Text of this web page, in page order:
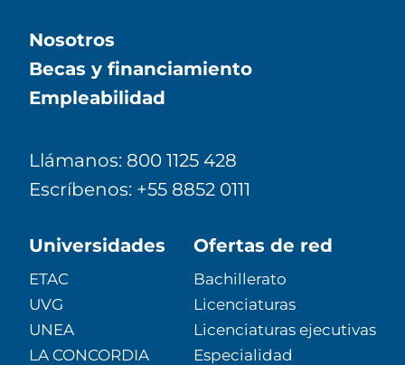
Nosotros
Becas y financiamiento
Empleabilidad
Llámanos: 800 1125 428
Escríbenos: +55 8852 0111
Universidades
ETAC
UVG
UNEA
LA CONCORDIA
Ofertas de red
Bachillerato
Licenciaturas
Licenciaturas ejecutivas
Especialidad